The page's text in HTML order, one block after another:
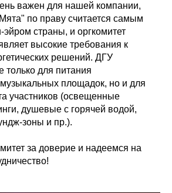
важен для нашей компании,
по праву считается самым
страны, и оргкомитет
высокие требования к
решений. ДГУ
только для питания
площадок, но и для
участников (освещенные
душевые с горячей водой,
зоны и пр.).
за доверие и надеемся на